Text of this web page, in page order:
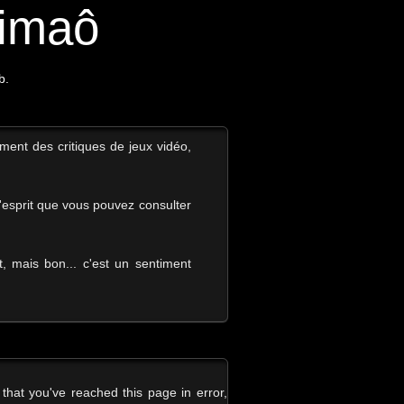
des critiques de jeux vidéo,
que vous pouvez consulter
mais bon... c'est un sentiment
you've reached this page in error,